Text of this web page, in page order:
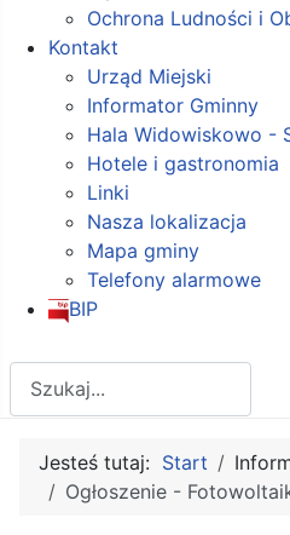
Ochrona Ludności i
Kontakt
Urząd Miejski
Informator Gminny
Hala Widowiskowo -
Hotele i gastronomia
Linki
Nasza lokalizacja
Mapa gminy
Telefony alarmowe
BIP
Jesteś tutaj: Start
Ogłoszenie -